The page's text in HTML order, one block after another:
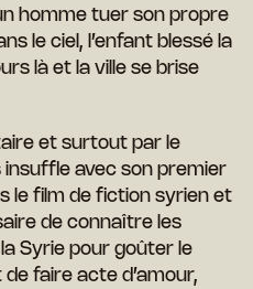
homme tuer son propre
le ciel, l’enfant blessé la
là et la ville se brise
et surtout par le
avec son premier
le film de fiction syrien et
de connaître les
Syrie pour goûter le
faire acte d’amour,